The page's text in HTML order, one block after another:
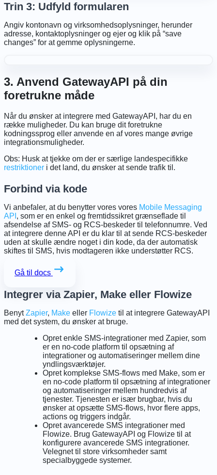
Trin 3: Udfyld formularen
Angiv kontonavn og virksomhedsoplysninger, herunder
adresse, kontaktoplysninger og ejer og klik på “save
changes” for at gemme oplysningerne.
3. Anvend GatewayAPI på din
foretrukne måde
Når du ønsker at integrere med GatewayAPI, har du en
række muligheder. Du kan bruge dit foretrukne
kodningssprog eller anvende en af vores mange øvrige
integrationsmuligheder.
Obs: Husk at tjekke om der er særlige landespecifikke
restriktioner i det land, du ønsker at sende trafik til.
Forbind via kode
Vi anbefaler, at du benytter vores vores Mobile Messaging
API , som er en enkel og fremtidssikret grænseflade til
afsendelse af SMS- og RCS-beskeder til telefonnumre. Ved
at integrere denne API er du klar til at sende RCS-beskeder
uden at skulle ændre noget i din kode, da der automatisk
skiftes til SMS, hvis modtageren ikke understøtter RCS.
Gå til docs
Integrer via Zapier, Make eller Flowize
BenytZapier, Make eller Flowize til at integrere GatewayAPI
med det system, du ønsker at bruge.
Opret enkle SMS-integrationer med Zapier, som
er en no-code platform til opsætning af
integrationer og automatiseringer mellem dine
yndlingsværktøjer.
Opret komplekse SMS-flows med Make, som er
en no-code platform til opsætning af integrationer
og automatiseringer mellem hundredvis af
tjenester. Tjenesten er især brugbar, hvis du
ønsker at opsætte SMS-flows, hvor flere apps,
actions og triggers indgår.
Opret avancerede SMS integrationer med
Flowize. Brug GatewayAPI og Flowize til at
konfigurere avancerede SMS integrationer.
Velegnet til store virksomheder samt
specialbyggede systemer.